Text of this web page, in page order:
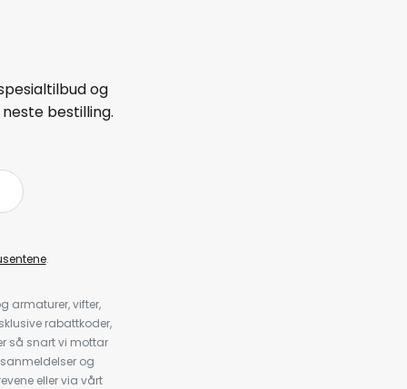
og
bestilling.
.
armaturer, vifter,
rabattkoder,
så snart vi mottar
og
eller via vårt